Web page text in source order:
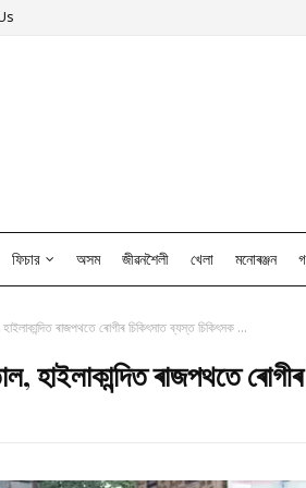
ফিচার অসম জীৱনশৈলী খেলা মনোৰঞ্জন
ৰাজপথতে ৰোগীৰ চিকিৎসাত ব্যস্ত চিকিৎসক ...
হাইলাকান্দিত ৰাজপথতে